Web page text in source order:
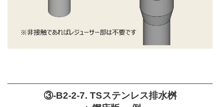
③-B2-2-7. TSステンレス排水桝